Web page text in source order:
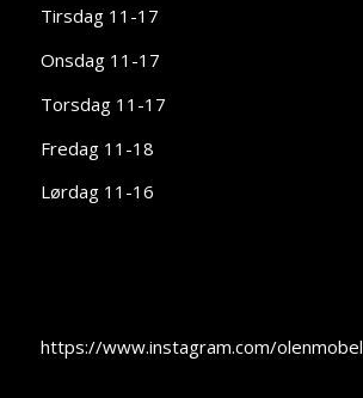
Tirsdag 11-17
Onsdag 11-17
Torsdag 11-17
Fredag 11-18
Lørdag 11-16
https://www.instagram.com/olenmobel